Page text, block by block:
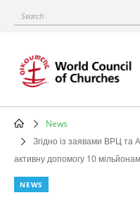
content
Search
Breadcrumb
News
Згідно із заявами ВРЦ та
активну допомогу 10
NEWS